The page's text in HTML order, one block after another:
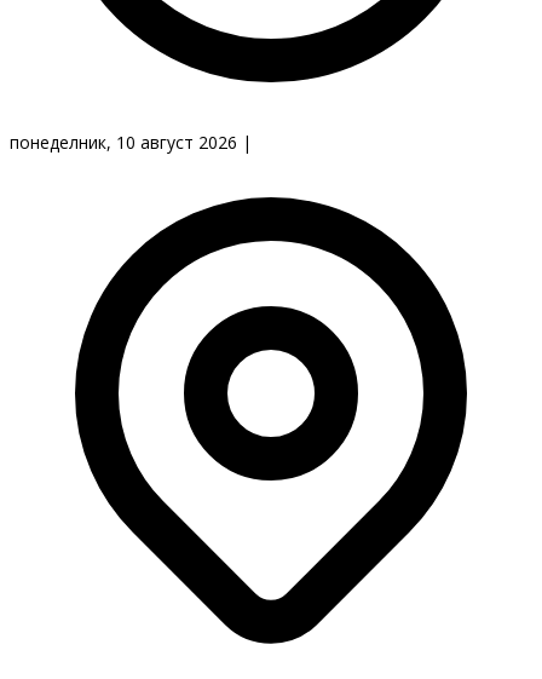
понеделник, 10 август 2026 |